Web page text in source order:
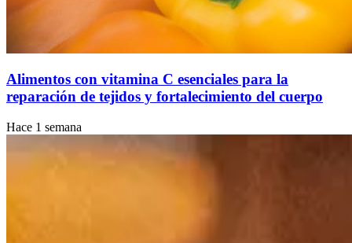
Alimentos con vitamina C esenciales para la
reparación de tejidos y fortalecimiento del cuerpo
Hace 1 semana